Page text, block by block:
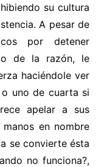
su cultura
A pesar de
por detener
de la razón, le
haciéndole ver
uno de cuarta si
apelar a sus
en nombre
se convierte ésta
no funciona?,